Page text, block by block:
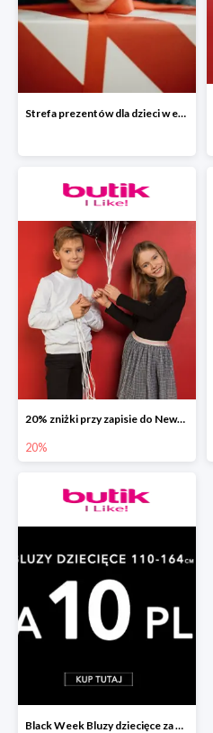
Strefa prezentów dla dzieci w ebutik.pl
20% zniżki przy zapisie do Newslettera ebutik.pl
20%
Black Week Bluzy dziecięce za 10zł